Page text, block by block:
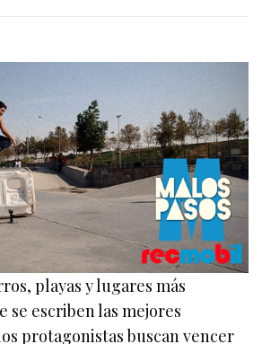
playas y lugares más
se escriben las mejores
protagonistas buscan vencer